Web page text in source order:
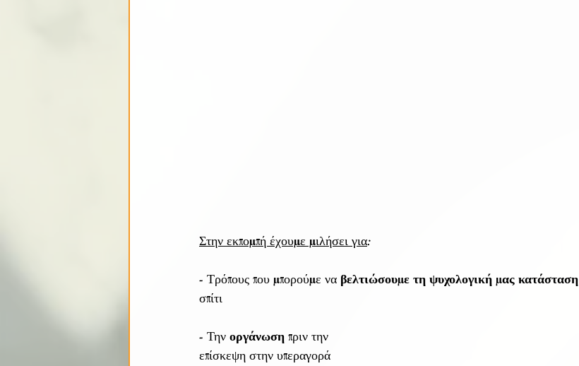
Στην εκπομπή έχουμε μιλήσει για:
- Τρόπους που μπορούμε να βελτιώσουμε τη ψυχολογική μας κατάσταση
σπίτι
- Την οργάνωση πριν την
επίσκεψη στην υπεραγορά